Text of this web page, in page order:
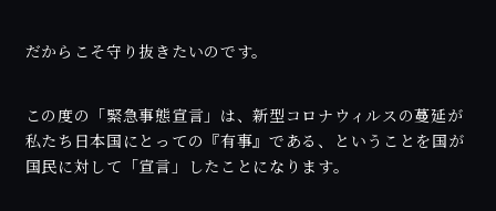
だからこそ守り抜きたいのです。
この度の「緊急事態宣言」は、新型コロナウィルスの蔓延が
私たち日本国にとっての『有事』である、ということを国が
国民に対して「宣言」したことになります。